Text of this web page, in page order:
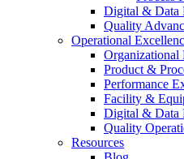
Digital & Data
Quality
Operational
Organizational
Product &
Performance
Facility &
Digital & Data
Quality
Resources